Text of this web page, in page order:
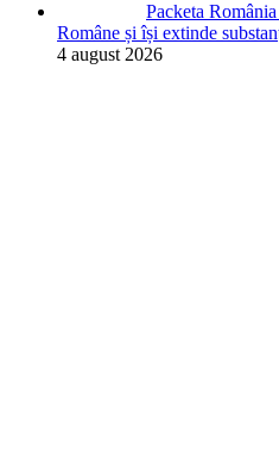
Packeta
Române și își extinde
4 august 2026